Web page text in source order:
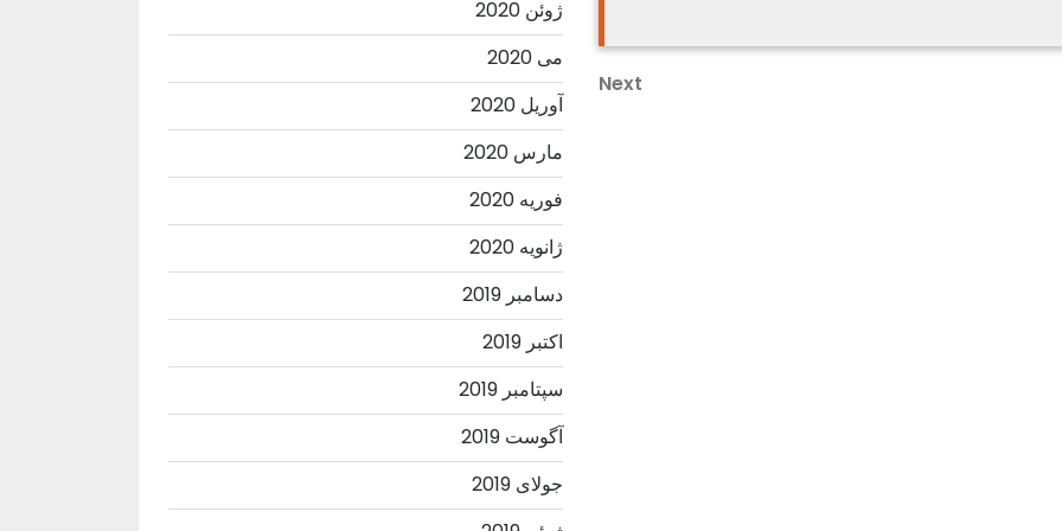
Next
Post
Next
ژوئن 2020
می 2020
آوریل 2020
مارس 2020
فوریه 2020
ژانویه 2020
دسامبر 2019
اکتبر 2019
سپتامبر 2019
آگوست 2019
جولای 2019